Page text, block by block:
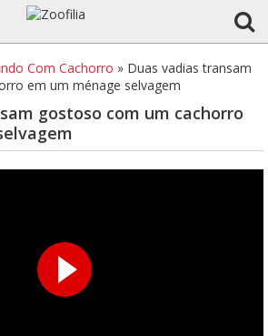
Com Cachorro » Duas vadias transam
em um ménage selvagem
gostoso com um cachorro